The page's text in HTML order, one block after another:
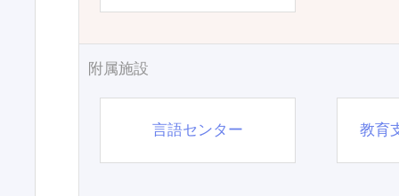
附属施設
言語センター 教育